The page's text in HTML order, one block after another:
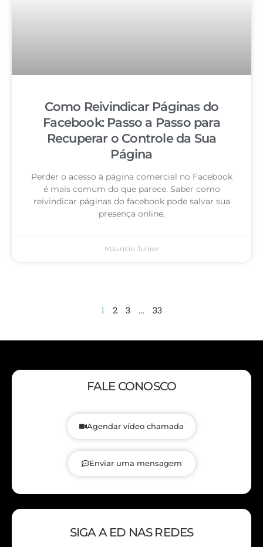
Como Reivindicar Páginas do
Facebook: Passo a Passo para
Recuperar o Controle da Sua
Página
Perder o acesso à página comercial no Facebook
é mais comum do que parece. Saber como
reivindicar páginas do facebook pode salvar sua
presença online,
Mauricio Junior
1 2 3 … 33
FALE CONOSCO
Agendar vídeo chamada
Enviar uma mensagem
SIGA A ED NAS REDES